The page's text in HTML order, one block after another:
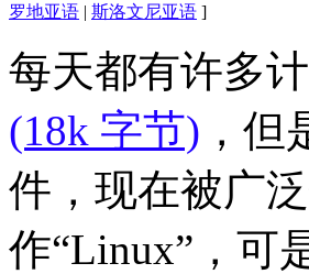
罗地亚语 | 斯洛文尼亚语 ]
每天都有许多
(18k 字节) ，
件，现在被广
作“Linux”，可